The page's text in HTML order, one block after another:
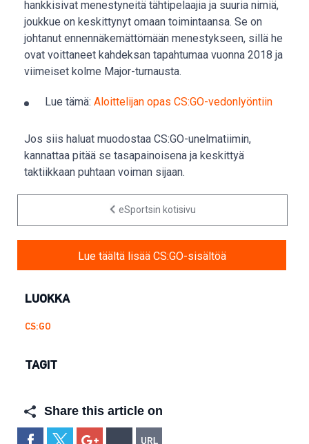
hankkisivat menestyneitä tähtipelaajia ja suuria nimiä,
joukkue on keskittynyt omaan toimintaansa. Se on
johtanut ennennäkemättömään menestykseen, sillä he
ovat voittaneet kahdeksan tapahtumaa vuonna 2018 ja
viimeiset kolme Major-turnausta.
Lue tämä: Aloittelijan opas CS:GO-vedonlyöntiin
Jos siis haluat muodostaa CS:GO-unelmatiimin,
kannattaa pitää se tasapainoisena ja keskittyä
taktiikkaan puhtaan voiman sijaan.
eSportsin kotisivu
Lue täältä lisää CS:GO-sisältöä
LUOKKA
CS:GO
TAGIT
Share this article on